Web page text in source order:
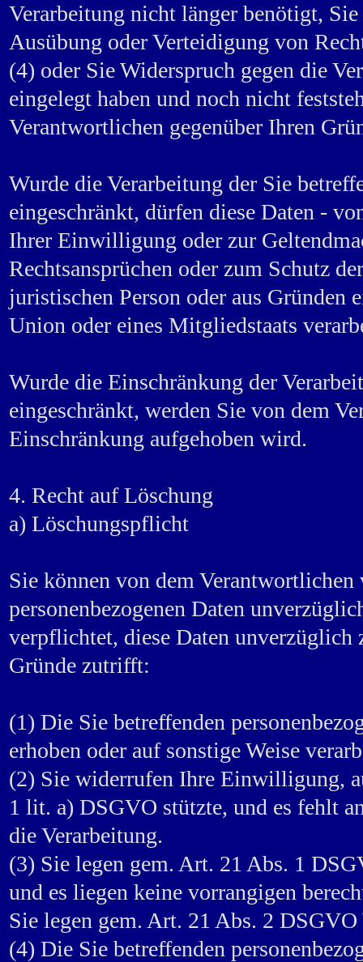
Verarbeitung nicht länger benötigt,
Ausübung oder Verteidigung von
(4) oder Sie Widerspruch gegen die
eingelegt haben und noch nicht
Verantwortlichen gegenüber Ihren
Wurde die Verarbeitung der Sie
eingeschränkt, dürfen diese Daten -
Ihrer Einwilligung oder zur
Rechtsansprüchen oder zum Schutz
juristischen Person oder aus Gründen
Union oder eines Mitgliedstaats
Wurde die Einschränkung der
eingeschränkt, werden Sie von dem
Einschränkung aufgehoben wird.
4. Recht auf Löschung
a) Löschungspflicht
Sie können von dem Verantwortlichen
personenbezogenen Daten
verpflichtet, diese Daten unverzüglich
Gründe zutrifft:
(1) Die Sie betreffenden
erhoben oder auf sonstige Weise
(2) Sie widerrufen Ihre Einwilligung,
1 lit. a) DSGVO stützte, und es fehlt
die Verarbeitung.
(3) Sie legen gem. Art. 21 Abs. 1
und es liegen keine vorrangigen
Sie legen gem. Art. 21 Abs. 2
(4) Die Sie betreffenden